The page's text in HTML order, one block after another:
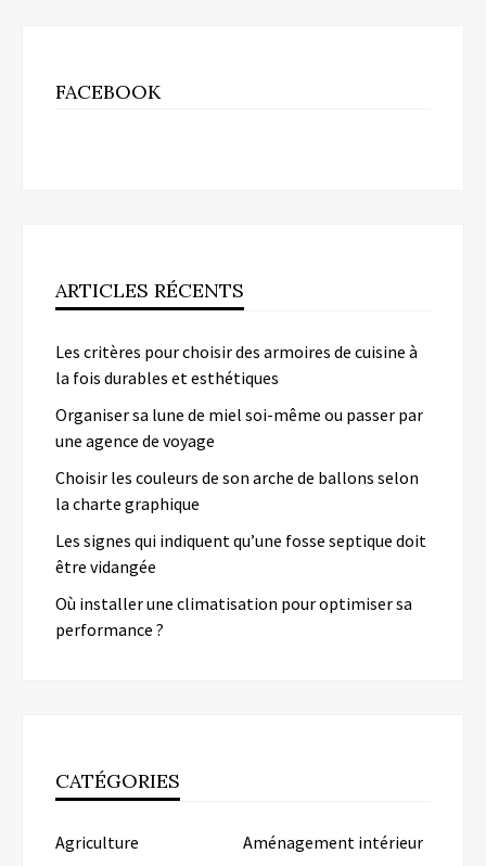
FACEBOOK
ARTICLES RÉCENTS
Les critères pour choisir des armoires de cuisine à
la fois durables et esthétiques
Organiser sa lune de miel soi-même ou passer par
une agence de voyage
Choisir les couleurs de son arche de ballons selon
la charte graphique
Les signes qui indiquent qu’une fosse septique doit
être vidangée
Où installer une climatisation pour optimiser sa
performance ?
CATÉGORIES
Agriculture
Aménagement intérieur